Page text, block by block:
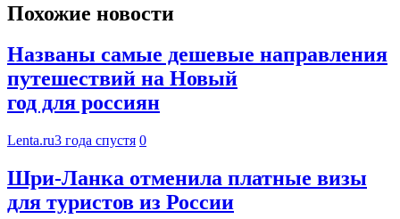
Похожие новости
Названы самые дешевые направления
путешествий на Новый
год для россиян
Lenta.ru3 года спустя 0
Шри-Ланка отменила платные визы
для туристов из России